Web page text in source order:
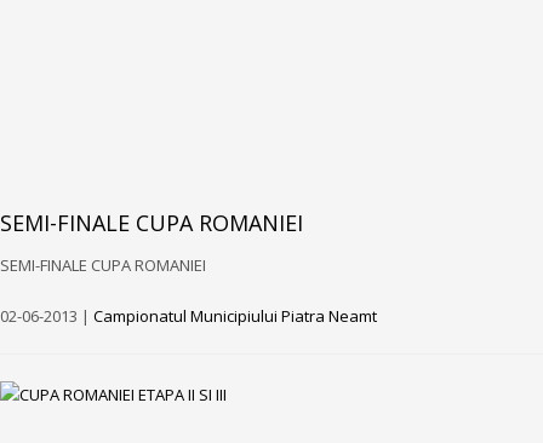
SEMI-FINALE CUPA ROMANIEI
SEMI-FINALE CUPA ROMANIEI
02-06-2013 | Campionatul Municipiului Piatra Neamt